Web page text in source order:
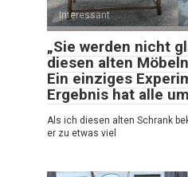
Interessant
„Sie werden nicht
diesen alten
Ein einziges
Ergebnis hat alle
Als ich diesen alten Schrank
er zu etwas viel